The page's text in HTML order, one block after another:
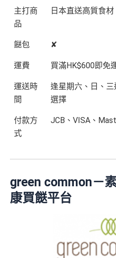
主打商
品
日本直送高質食材
餸包 ✘
運費 買滿HK$600即免
運送時
間
逢星期六、日、
選擇
付款方
式
JCB、VISA、
green common－
康買餸平台